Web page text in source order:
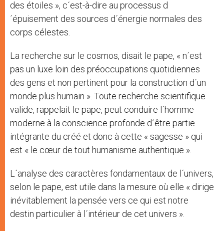
des étoiles », c´est-à-dire au processus d
´épuisement des sources d´énergie normales des
corps célestes.
La recherche sur le cosmos, disait le pape, « n´est
pas un luxe loin des préoccupations quotidiennes
des gens et non pertinent pour la construction d´un
monde plus humain ». Toute recherche scientifique
valide, rappelait le pape, peut conduire l´homme
moderne à la conscience profonde d´être partie
intégrante du créé et donc à cette « sagesse » qui
est « le cœur de tout humanisme authentique ».
L´analyse des caractères fondamentaux de l´univers,
selon le pape, est utile dans la mesure où elle « dirige
inévitablement la pensée vers ce qui est notre
destin particulier à l´intérieur de cet univers ».